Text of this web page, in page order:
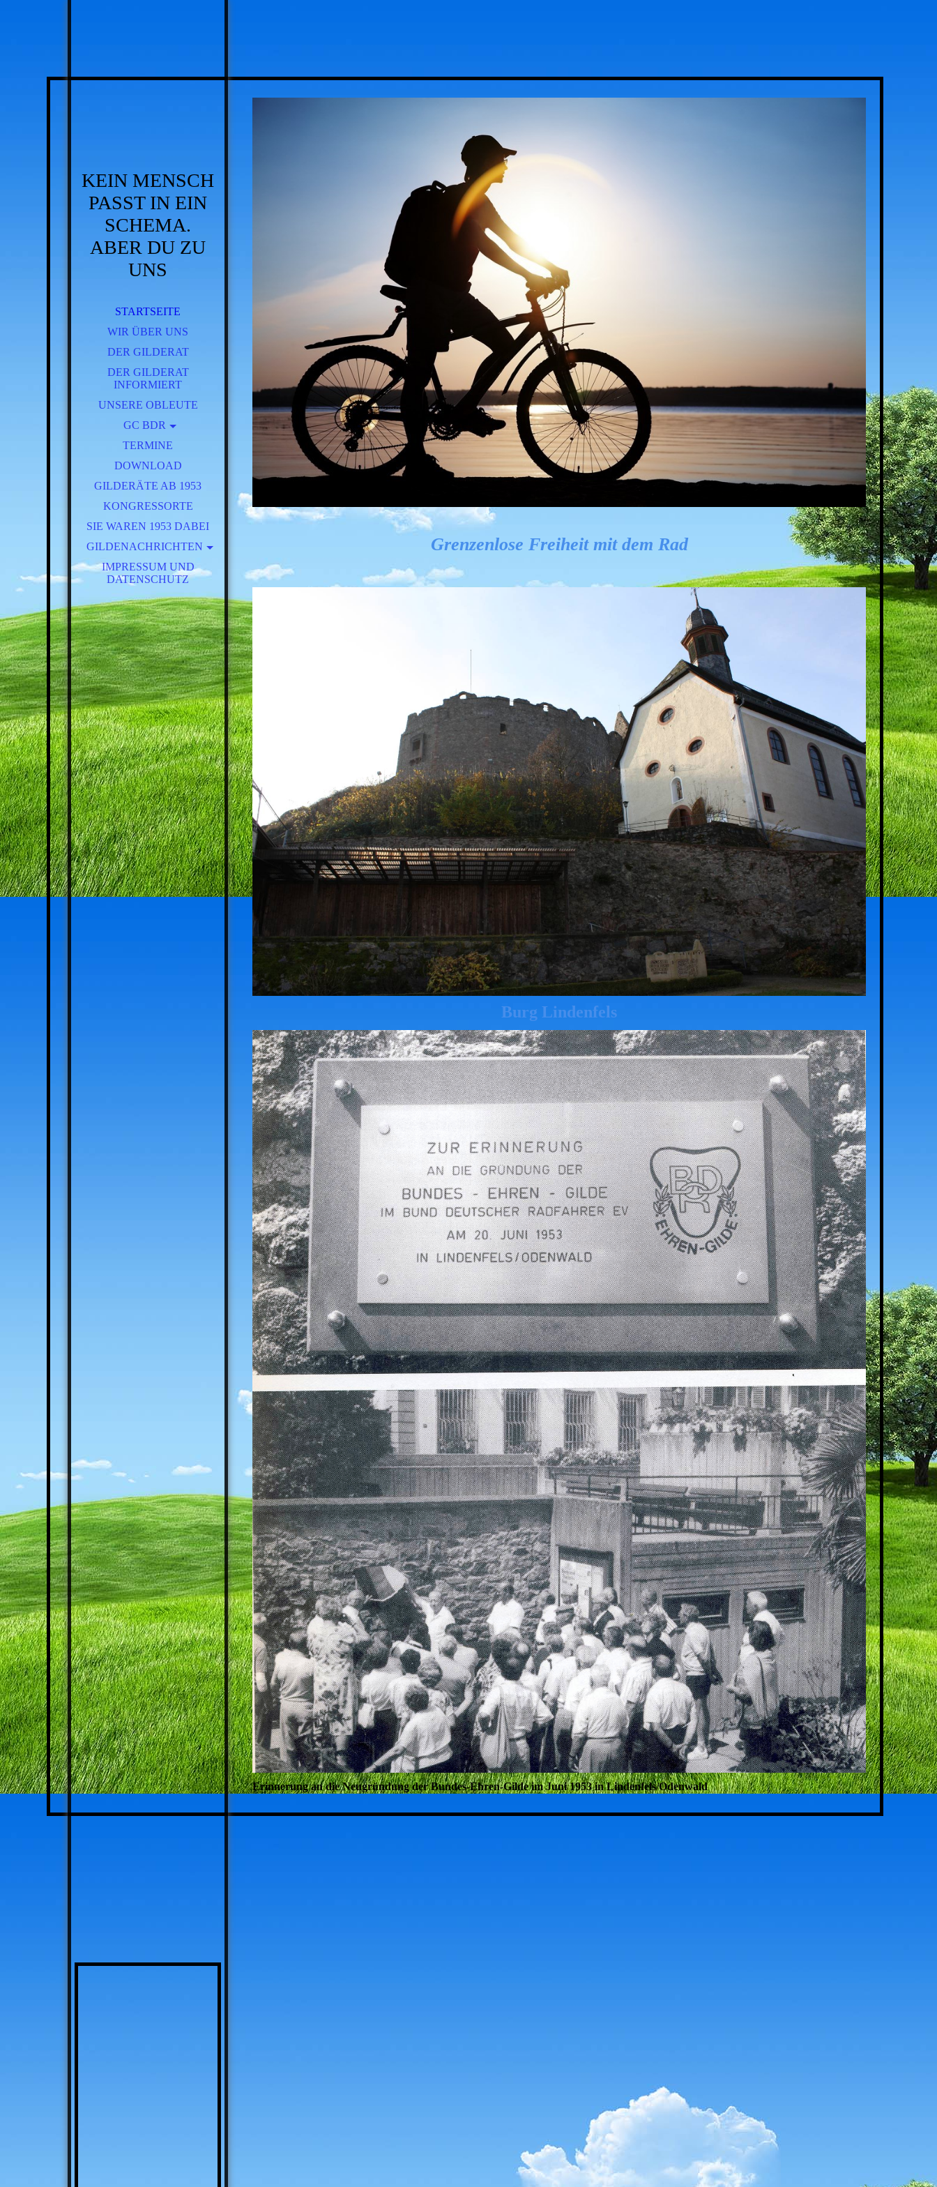
KEIN MENSCH
PASST IN EIN
SCHEMA.
ABER DU ZU
UNS
STARTSEITE
WIR ÜBER UNS
DER GILDERAT
DER GILDERAT
INFORMIERT
UNSERE OBLEUTE
GC BDR
BRT 2025
TERMINE
DOWNLOAD
GILDERÄTE AB 1953
KONGRESSORTE
SIE WAREN 1953 DABEI
GILDENACHRICHTEN
FESTSCHRIFT 125 JAHRE
BEG
AKTUELL
JAHRGANG 1957 - 1961
JAHRGANG 1961 - 1965
JAHRGANG 1966 - 1970
JAHRGANG 1971 - 1974
IMPRESSUM UND
DATENSCHUTZ
Grenzenlose Freiheit mit dem Rad
Burg Lindenfels
Erinnerung an die Neugründung der Bundes-Ehren-Gilde im Juni 1953 in Lindenfels/Odenwald